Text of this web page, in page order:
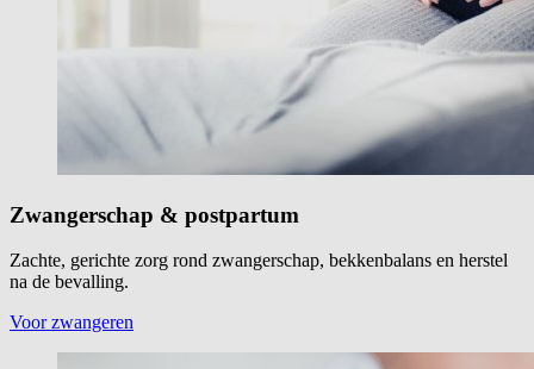
Zwangerschap & postpartum
Zachte, gerichte zorg rond zwangerschap, bekkenbalans en herstel
na de bevalling.
Voor zwangeren